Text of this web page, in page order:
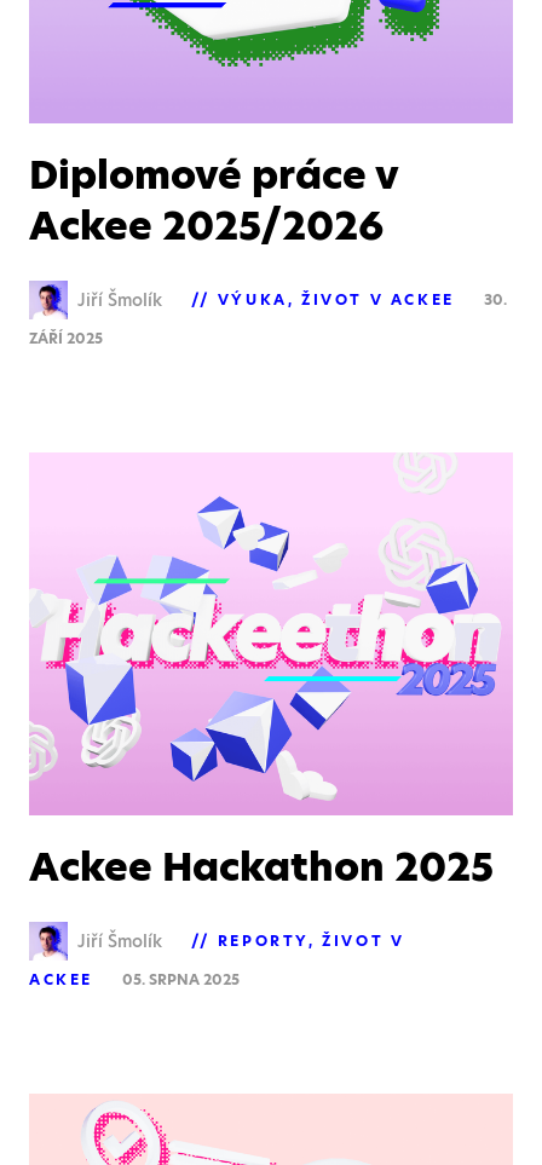
Diplomové práce v
Ackee 2025/2026
Jiří Šmolík VÝUKA ŽIVOT V ACKEE
30.
ZÁŘÍ 2025
Ackee Hackathon 2025
Jiří Šmolík REPORTY
ŽIVOT V
ACKEE
05. SRPNA 2025